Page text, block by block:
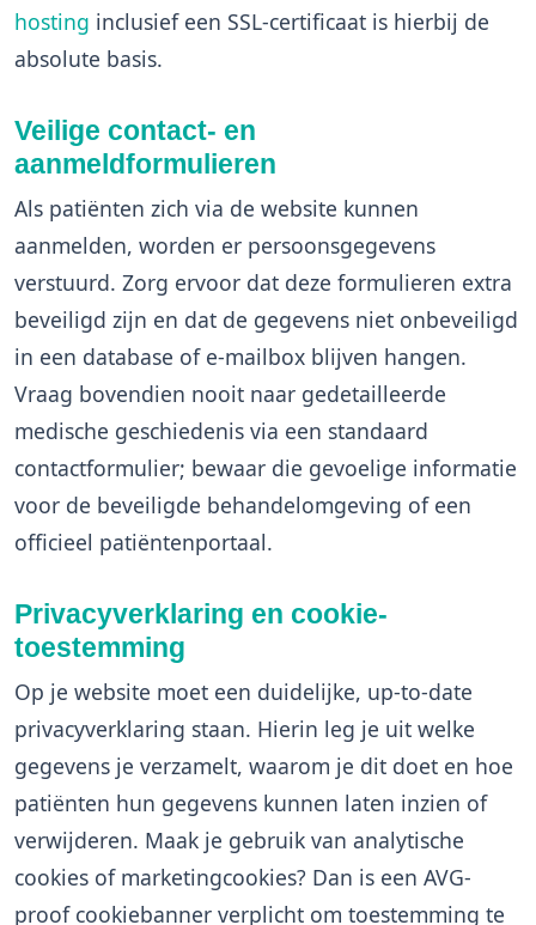
hosting inclusief een SSL-certificaat is hierbij de
absolute basis.
Veilige contact- en
aanmeldformulieren
Als patiënten zich via de website kunnen
aanmelden, worden er persoonsgegevens
verstuurd. Zorg ervoor dat deze formulieren extra
beveiligd zijn en dat de gegevens niet onbeveiligd
in een database of e-mailbox blijven hangen.
Vraag bovendien nooit naar gedetailleerde
medische geschiedenis via een standaard
contactformulier; bewaar die gevoelige informatie
voor de beveiligde behandelomgeving of een
officieel patiëntenportaal.
Privacyverklaring en cookie-
toestemming
Op je website moet een duidelijke, up-to-date
privacyverklaring staan. Hierin leg je uit welke
gegevens je verzamelt, waarom je dit doet en hoe
patiënten hun gegevens kunnen laten inzien of
verwijderen. Maak je gebruik van analytische
cookies of marketingcookies? Dan is een AVG-
proof cookiebanner verplicht om toestemming te